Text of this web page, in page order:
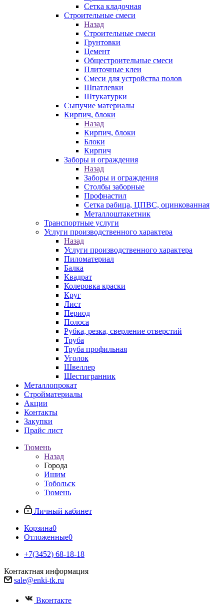
Сетка кладочная
Строительные смеси
Назад
Строительные смеси
Грунтовки
Цемент
Общестроительные смеси
Плиточные клеи
Смеси для устройства полов
Шпатлевки
Штукатурки
Сыпучие материалы
Кирпич, блоки
Назад
Кирпич, блоки
Блоки
Кирпич
Заборы и ограждения
Назад
Заборы и ограждения
Столбы заборные
Профнастил
Сетка рабица, ЦПВС, оцинкованная
Металлоштакетник
Транспортные услуги
Услуги производственного характера
Назад
Услуги производственного характера
Пиломатериал
Балка
Квадрат
Колеровка краски
Круг
Лист
Период
Полоса
Рубка, резка, сверление отверстий
Труба
Труба профильная
Уголок
Швеллер
Шестигранник
Металлопрокат
Стройматериалы
Акции
Контакты
Закупки
Прайс лист
Тюмень
Назад
Города
Ишим
Тобольск
Тюмень
Личный кабинет
Корзина0
Отложенные0
+7(3452) 68-18-18
Контактная информация
sale@enki-tk.ru
Вконтакте